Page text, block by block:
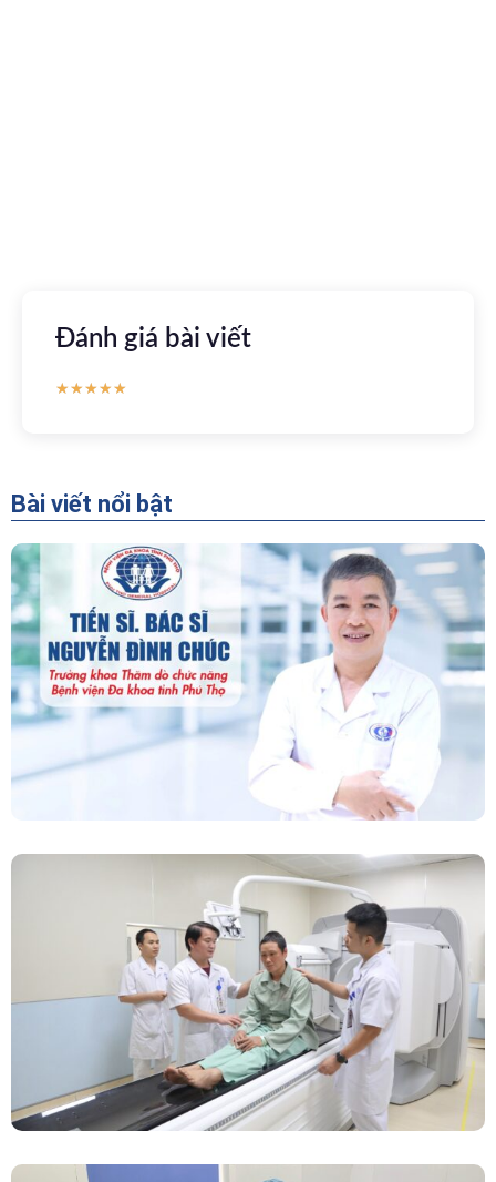
Đánh giá bài viết
★★★★★
Bài viết nổi bật
“Người Dẫn Đường” Của Khoa Thăm Dò Chức
Năng – Bệnh Viện Đa Khoa Tỉnh Phú Thọ
Chính Thức Vận Hành Máy Xạ Hình Thế Hệ
Mới Spect/CT Trong Chẩn Đoán Và Điều Trị
Ung Thư Tại Bệnh Viện Đa Khoa Tỉnh Phú Thọ